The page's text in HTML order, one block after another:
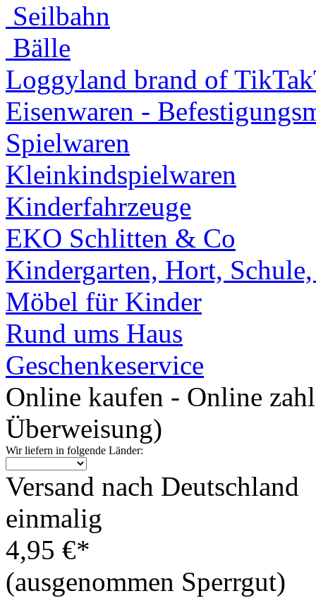
Seilbahn
Bälle
Loggyland brand of
Eisenwaren -
Spielwaren
Kleinkindspielwaren
Kinderfahrzeuge
EKO Schlitten & Co
Kindergarten, Hort,
Möbel für Kinder
Rund ums Haus
Geschenkeservice
Online kaufen - Online
Überweisung)
Wir liefern in folgende Länder:
Versand nach Deutschland
einmalig
4,95 €*
(ausgenommen Sperrgut)